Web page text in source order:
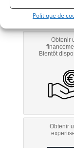
Politique de
Signaler
Obtenir
Bientôt
Obtenir